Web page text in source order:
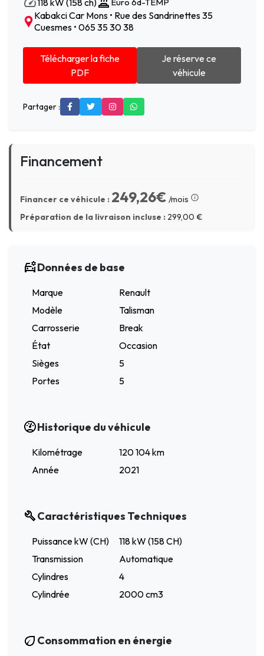
118 kW (158 ch)
Kabakci Car Mons • Rue des Sandrinettes 35
Cuesmes • 065 35 30 38
Télécharger la fiche
PDF
Je réserve ce
véhicule
Partager :
Financement
Financer ce véhicule : 249,26€ /mois
Préparation de la livraison incluse : 299,00 €
Données de base
Marque
Renault
Modèle
Talisman
Carrosserie
Break
État
Occasion
Sièges
5
Portes
5
Historique du véhicule
Kilométrage
120 104 km
Année
2021
Caractéristiques Techniques
Puissance kW (CH)
118 kW (158 CH)
Transmission
Automatique
Cylindres
4
Cylindrée
2000 cm3
Consommation en énergie